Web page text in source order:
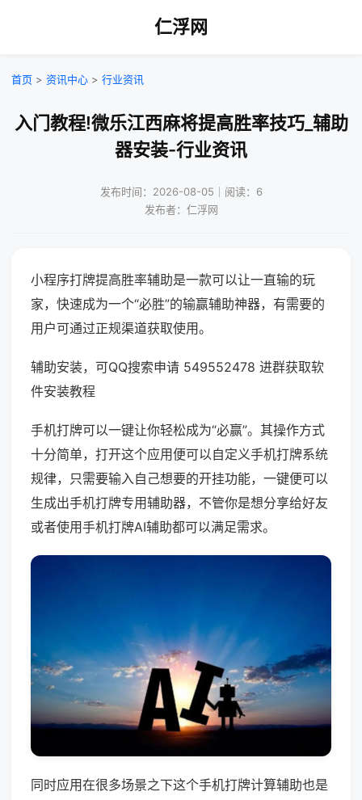
仁浮网
首页 > 资讯中心 > 行业资讯
入门教程!微乐江西麻将提高胜率技巧_辅助
器安装-行业资讯
发布时间：2026-08-05｜阅读：6
发布者：仁浮网
小程序打牌提高胜率辅助是一款可以让一直输的玩
家，快速成为一个“必胜”的输赢辅助神器，有需要的
用户可通过正规渠道获取使用。
辅助安装，可QQ搜索申请 549552478 进群获取软
件安装教程
手机打牌可以一键让你轻松成为“必赢”。其操作方式
十分简单，打开这个应用便可以自定义手机打牌系统
规律，只需要输入自己想要的开挂功能，一键便可以
生成出手机打牌专用辅助器，不管你是想分享给好友
或者使用手机打牌AI辅助都可以满足需求。
同时应用在很多场景之下这个手机打牌计算辅助也是